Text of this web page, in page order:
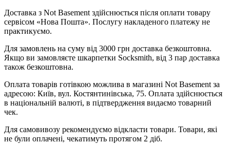
Доставка з Not Basement здійснюється після оплати товару
сервісом «Нова Пошта». Послугу накладеного платежу не
практикуємо.
Для замовлень на суму від 3000 грн доставка безкоштовна.
Якщо ви замовляєте шкарпетки Socksmith, від 3 пар доставка
також безкоштовна.
Оплата товарів готівкою можлива в магазині Not Basement за
адресою: Київ, вул. Костянтинівська, 75. Оплата здійснюється
в національній валюті, в підтвердження видаємо товарний
чек.
Для самовивозу рекомендуємо відкласти товари. Товари, які
не були оплачені, чекатимуть протягом 2 діб.